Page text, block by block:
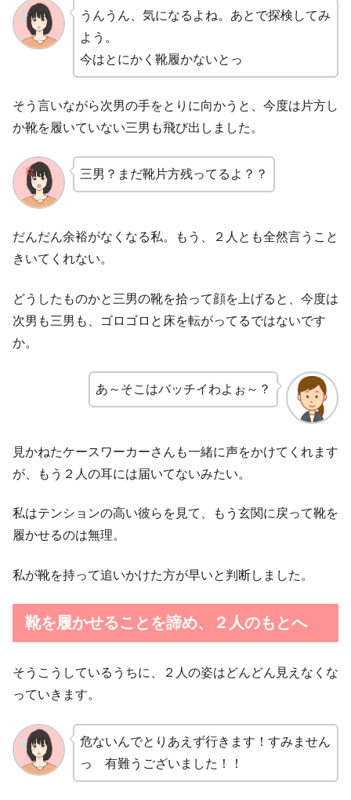
うんうん、気になるよね。あとで探検してみ
よう。
今はとにかく靴履かないとっ
そう言いながら次男の手をとりに向かうと、今度は片方し
か靴を履いていない三男も飛び出しました。
三男？まだ靴片方残ってるよ？？
だんだん余裕がなくなる私。もう、２人とも全然言うこと
きいてくれない。
どうしたものかと三男の靴を拾って顔を上げると、今度は
次男も三男も、ゴロゴロと床を転がってるではないです
か。
あ～そこはバッチイわよぉ～？
見かねたケースワーカーさんも一緒に声をかけてくれます
が、もう２人の耳には届いてないみたい。
私はテンションの高い彼らを見て、もう玄関に戻って靴を
履かせるのは無理。
私が靴を持って追いかけた方が早いと判断しました。
靴を履かせることを諦め、２人のもとへ
そうこうしているうちに、２人の姿はどんどん見えなくな
っていきます。
危ないんでとりあえず行きます！すみません
っ 有難うございました！！